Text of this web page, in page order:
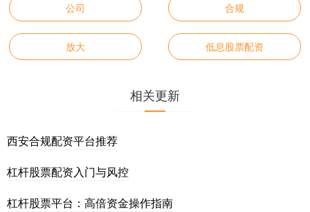
公司 合规
放大 低息股票配资
相关更新
西安合规配资平台推荐
杠杆股票配资入门与风控
杠杆股票平台：高倍资金操作指南